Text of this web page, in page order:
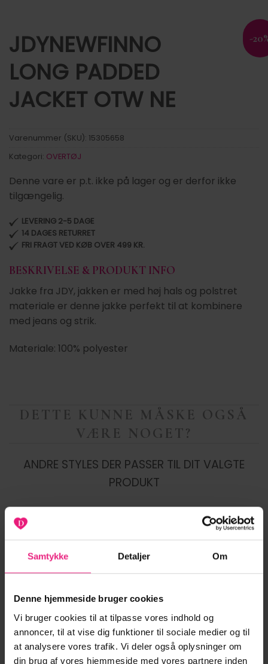
Samtykke Detaljer Om
Denne hjemmeside bruger cookies
Vi bruger cookies til at tilpasse vores indhold og
annoncer, til at vise dig funktioner til sociale medier og til
at analysere vores trafik. Vi deler også oplysninger om
din brug af vores hjemmeside med vores partnere inden
-
JDYNEWFINNO
LONG PADDED
JACKET OTW NE
Varenummer (SKU): 15305658
Kategori: OVERTØJ
Denne vare er p.t. ikke på lager og er derfor ikke
tilgængelig.
LEVERING 2-5 DAGE
14 DAGES RETURRET
FRI FRAGT VED KØB OVER 499 KR.
BESKRIVELSE & PRODUKT INFO
Jakke fra JDY, jakken er med høj hals og polstret
materiale er denne jakke perfekt til at kombinere
med jeans og strik.
Materiale: 100% polyester
DETTE KUNNE MÅSKE OGSÅ
VÆRE NOGET?
ANDRE STYLES DER PASSER TIL DIT VALGTE
PRODUKT
-43%
Tilføj til
Tilføj til